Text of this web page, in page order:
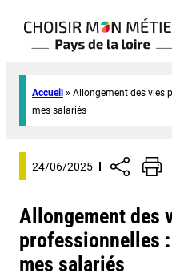
Accueil » Allongement des vies
mes salariés
24/06/2025
Allongement des
professionnelles
mes salariés